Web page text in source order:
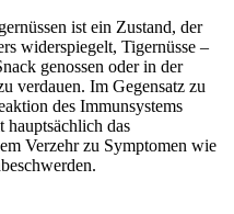
ist ein Zustand, der
widerspiegelt, Tigernüsse –
genossen oder in der
verdauen. Im Gegensatz zu
des Immunsystems
das
Verzehr zu Symptomen wie